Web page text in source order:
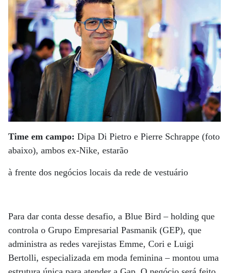
Time em campo: Dipa Di Pietro e Pierre Schrappe (foto
abaixo), ambos ex-Nike, estarão
à frente dos negócios locais da rede de vestuário
Para dar conta desse desafio, a Blue Bird – holding que
controla o Grupo Empresarial Pasmanik (GEP), que
administra as redes varejistas Emme, Cori e Luigi
Bertolli, especializada em moda feminina – montou uma